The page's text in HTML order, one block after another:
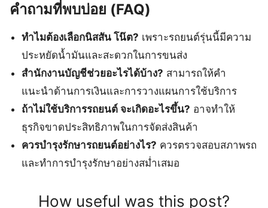
คำถามที่พบบ่อย (FAQ)
ทำไมต้องเลือกนิสสัน โน๊ต? เพราะรถยนต์รุ่นนี้มีความ
ประหยัดน้ำมันและสะดวกในการขนส่ง
สำนักงานบัญชีช่วยอะไรได้บ้าง? สามารถให้คำ
แนะนำด้านการเงินและการวางแผนการใช้บริการ
ถ้าไม่ใช้บริการรถยนต์ จะเกิดอะไรขึ้น? อาจทำให้
ธุรกิจขาดประสิทธิภาพในการจัดส่งสินค้า
ควรบำรุงรักษารถยนต์อย่างไร? ควรตรวจสอบสภาพรถ
และทำการบำรุงรักษาอย่างสม่ำเสมอ
How useful was this post?